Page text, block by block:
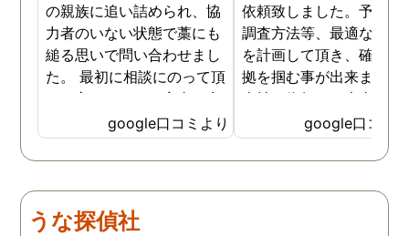
の親族に追い詰められ、協
力者のいない状態で藁にも
縋る思いで問い合わせまし
た。 最初に相談にのって頂
いた方も、とても率直に意
見を言っていただき、また
費用面も正直に答えていた
だき、私の望む結果を得る
言えないですが、それでも
少しでも低く抑えるアドバ
google口コミより
依頼致しました。予算か
調査方法等、最適なやり
を計画して頂き、確実な
拠を掴む事が出来ました
当社に依頼して本当に良
ったと実感しております
依頼中にはいろいろな相
も聞いて頂き、救われる
謝しております。 私と
google口コミ
うな探偵社